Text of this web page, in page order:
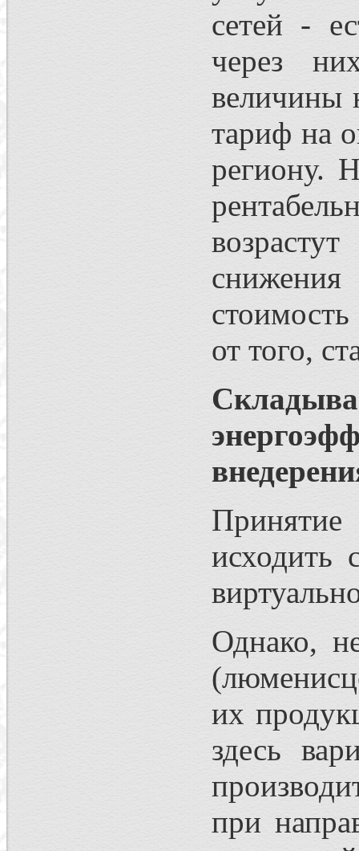
сетей -
через
величины
тариф на
региону.
от того,
Принятие
исходить
Однако,
их
здесь
при